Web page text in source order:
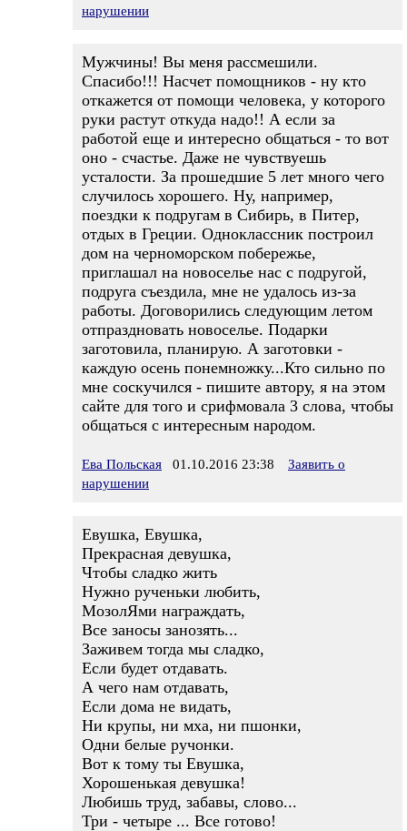
нарушении
Мужчины! Вы меня рассмешили.
Спасибо!!! Насчет помощников - ну кто
откажется от помощи человека, у которого
руки растут откуда надо!! А если за
работой еще и интересно общаться - то вот
оно - счастье. Даже не чувствуешь
усталости. За прошедшие 5 лет много чего
случилось хорошего. Ну, например,
поездки к подругам в Сибирь, в Питер,
отдых в Греции. Одноклассник построил
дом на черноморском побережье,
приглашал на новоселье нас с подругой,
подруга съездила, мне не удалось из-за
работы. Договорились следующим летом
отпраздновать новоселье. Подарки
заготовила, планирую. А заготовки -
каждую осень понемножку...Кто сильно по
мне соскучился - пишите автору, я на этом
сайте для того и срифмовала 3 слова, чтобы
общаться с интересным народом.
Ева Польская 01.10.2016 23:38
Заявить о
нарушении
Евушка, Евушка,
Прекрасная девушка,
Чтобы сладко жить
Нужно рученьки любить,
МозолЯми награждать,
Все заносы занозять...
Заживем тогда мы сладко,
Если будет отдавать.
А чего нам отдавать,
Если дома не видать,
Ни крупы, ни мха, ни пшонки,
Одни белые ручонки.
Вот к тому ты Евушка,
Хорошенькая девушка!
Любишь труд, забавы, слово...
Три - четыре ... Все готово!